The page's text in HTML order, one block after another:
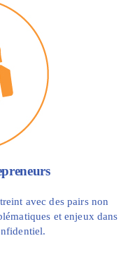
avec des pairs non
et enjeux dans